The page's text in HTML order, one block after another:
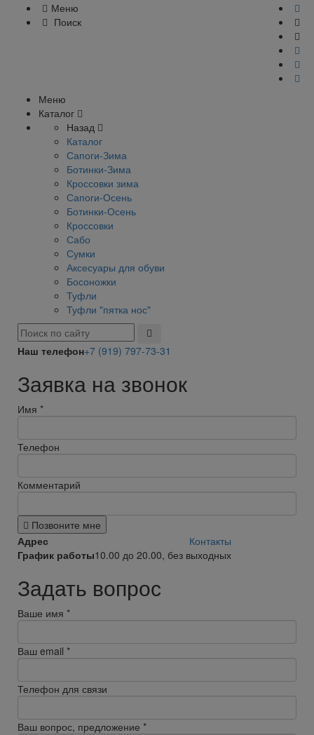
Меню
Поиск
Меню
Каталог
Назад
Каталог
Сапоги-Зима
Ботинки-Зима
Кроссовки зима
Сапоги-Осень
Ботинки-Осень
Кроссовки
Сабо
Сумки
Аксесуары для обуви
Босоножки
Туфли
Туфли "пятка нос"
Наш телефон+7 (919) 797-73-31
Заявка на звонок
Имя *
Телефон
Комментарий
Позвоните мне
Адрес
Контакты
График работы10.00 до 20.00, без выходных
Задать вопрос
Ваше имя *
Ваш email *
Телефон для связи
Ваш вопрос, предложение *